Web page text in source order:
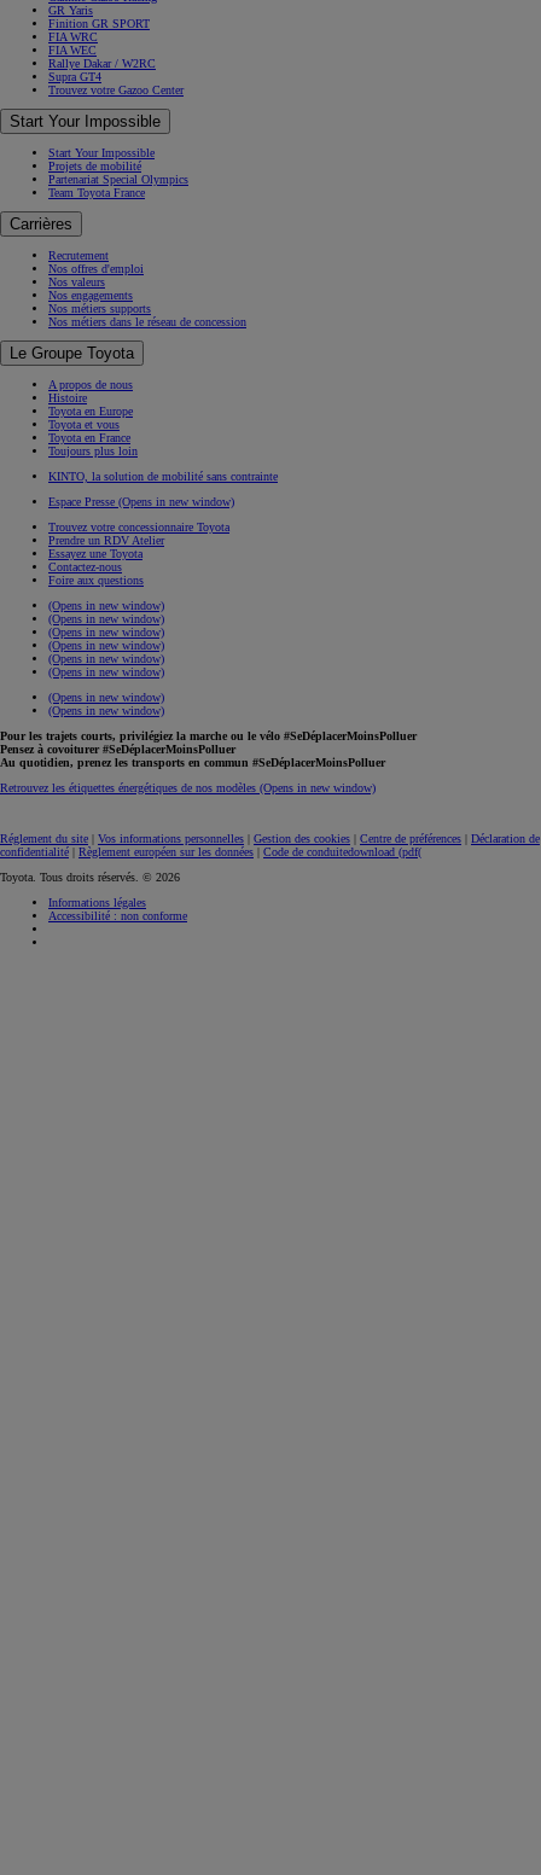
GR Yaris
Finition GR SPORT
FIA WRC
FIA WEC
Rallye Dakar / W2RC
Supra GT4
Trouvez votre Gazoo Center
Start Your Impossible
Start Your Impossible
Projets de mobilité
Partenariat Special Olympics
Team Toyota France
Carrières
Recrutement
Nos offres d'emploi
Nos valeurs
Nos engagements
Nos métiers supports
Nos métiers dans le réseau de concession
Le Groupe Toyota
A propos de nous
Histoire
Toyota en Europe
Toyota et vous
Toyota en France
Toujours plus loin
KINTO, la solution de mobilité sans contrainte
Espace Presse (Opens in new window)
Trouvez votre concessionnaire Toyota
Prendre un RDV Atelier
Essayez une Toyota
Contactez-nous
Foire aux questions
(Opens in new window)
(Opens in new window)
(Opens in new window)
(Opens in new window)
(Opens in new window)
(Opens in new window)
(Opens in new window)
(Opens in new window)
Pour les trajets courts, privilégiez la marche ou le vélo #SeDéplacerMoinsPolluer
Pensez à covoiturer #SeDéplacerMoinsPolluer
Au quotidien, prenez les transports en commun #SeDéplacerMoinsPolluer
Retrouvez les étiquettes énergétiques de nos modèles (Opens in new window)
Réglement du site | Vos informations personnelles | Gestion des cookies | Centre de préférences | Déclaration de
confidentialité | Règlement européen sur les données | Code de conduitedownload (pdf(
Toyota. Tous droits réservés. © 2026
Informations légales
Accessibilité : non conforme